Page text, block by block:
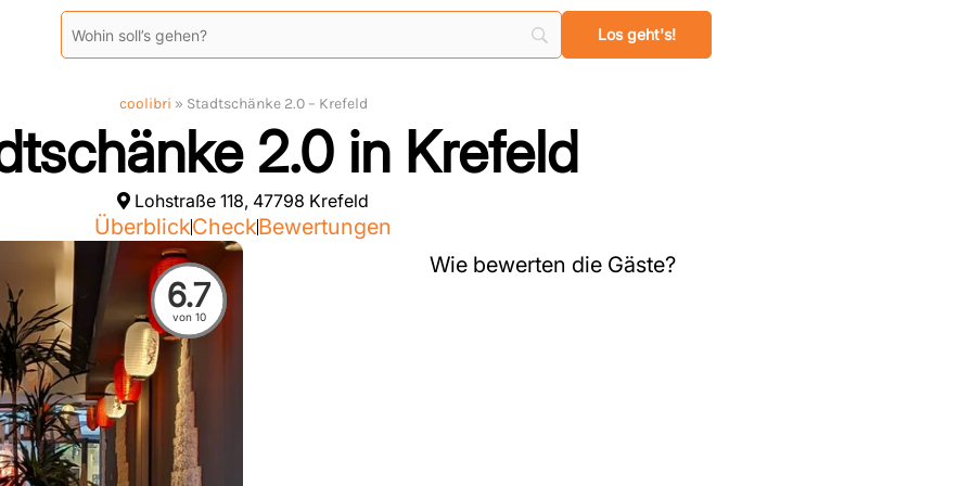
coolibri » Stadtschänke 2.0 – Krefeld
2.0 in Krefeld
Lohstraße 118, 47798 Krefeld
ÜberblickCheckBewertungen
6.7
von 10
Wie bewerten die Gäste?